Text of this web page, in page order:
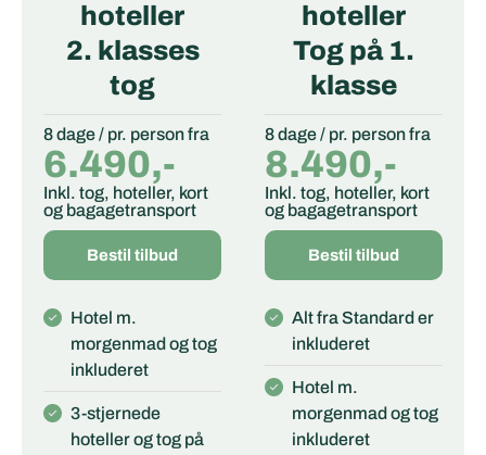
hoteller
2. klasses
tog
8 dage / pr. person fra
6.490,-
Inkl. tog, hoteller, kort
og bagagetransport
Bestil tilbud
Hotel m.
morgenmad og tog
inkluderet
3-stjernede
hoteller og tog på
hoteller
Tog på 1.
klasse
8 dage / pr. person fra
8.490,-
Inkl. tog, hoteller, kort
og bagagetransport
Bestil tilbud
Alt fra Standard er
inkluderet
Hotel m.
morgenmad og tog
inkluderet